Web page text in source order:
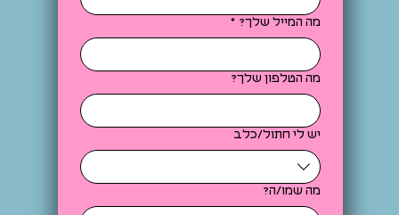
מה המייל שלך? *
מה הטלפון שלך?
יש לי חתול/כלב
מה שמו/ה?